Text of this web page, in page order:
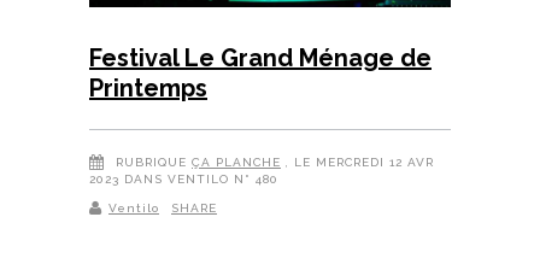
Festival Le Grand Ménage de
Printemps
RUBRIQUE ÇA PLANCHE
, LE MERCREDI 12 AVR
2023 DANS VENTILO N° 480
Ventilo SHARE